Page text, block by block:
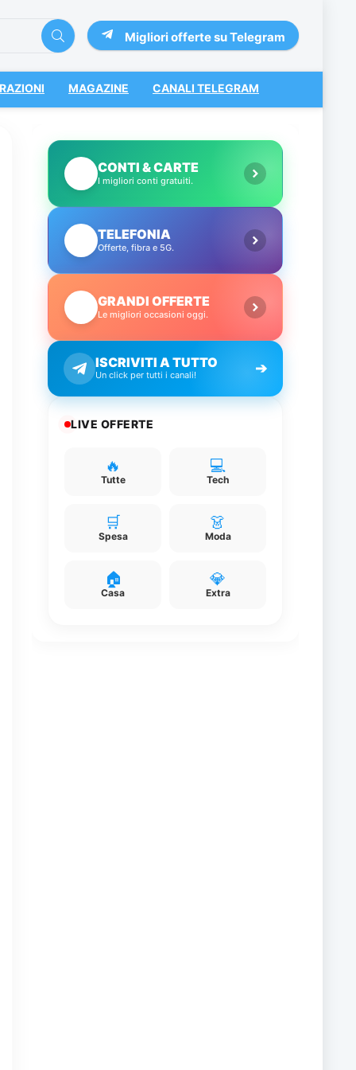
Migliori offerte su Telegram
MAGAZINE CANALI TELEGRAM
CONTI & CARTE
I migliori conti gratuiti.
TELEFONIA
Offerte, fibra e 5G.
GRANDI OFFERTE
Le migliori occasioni oggi.
ISCRIVITI A TUTTO
Un click per tutti i canali! ➔
LIVE OFFERTE
🔥
Tutte
💻
Tech
🛒
Spesa
👗
Moda
🏠
Casa
💎
Extra